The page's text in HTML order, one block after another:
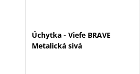
Úchytka - Viefe BRAVE
Metalická sivá